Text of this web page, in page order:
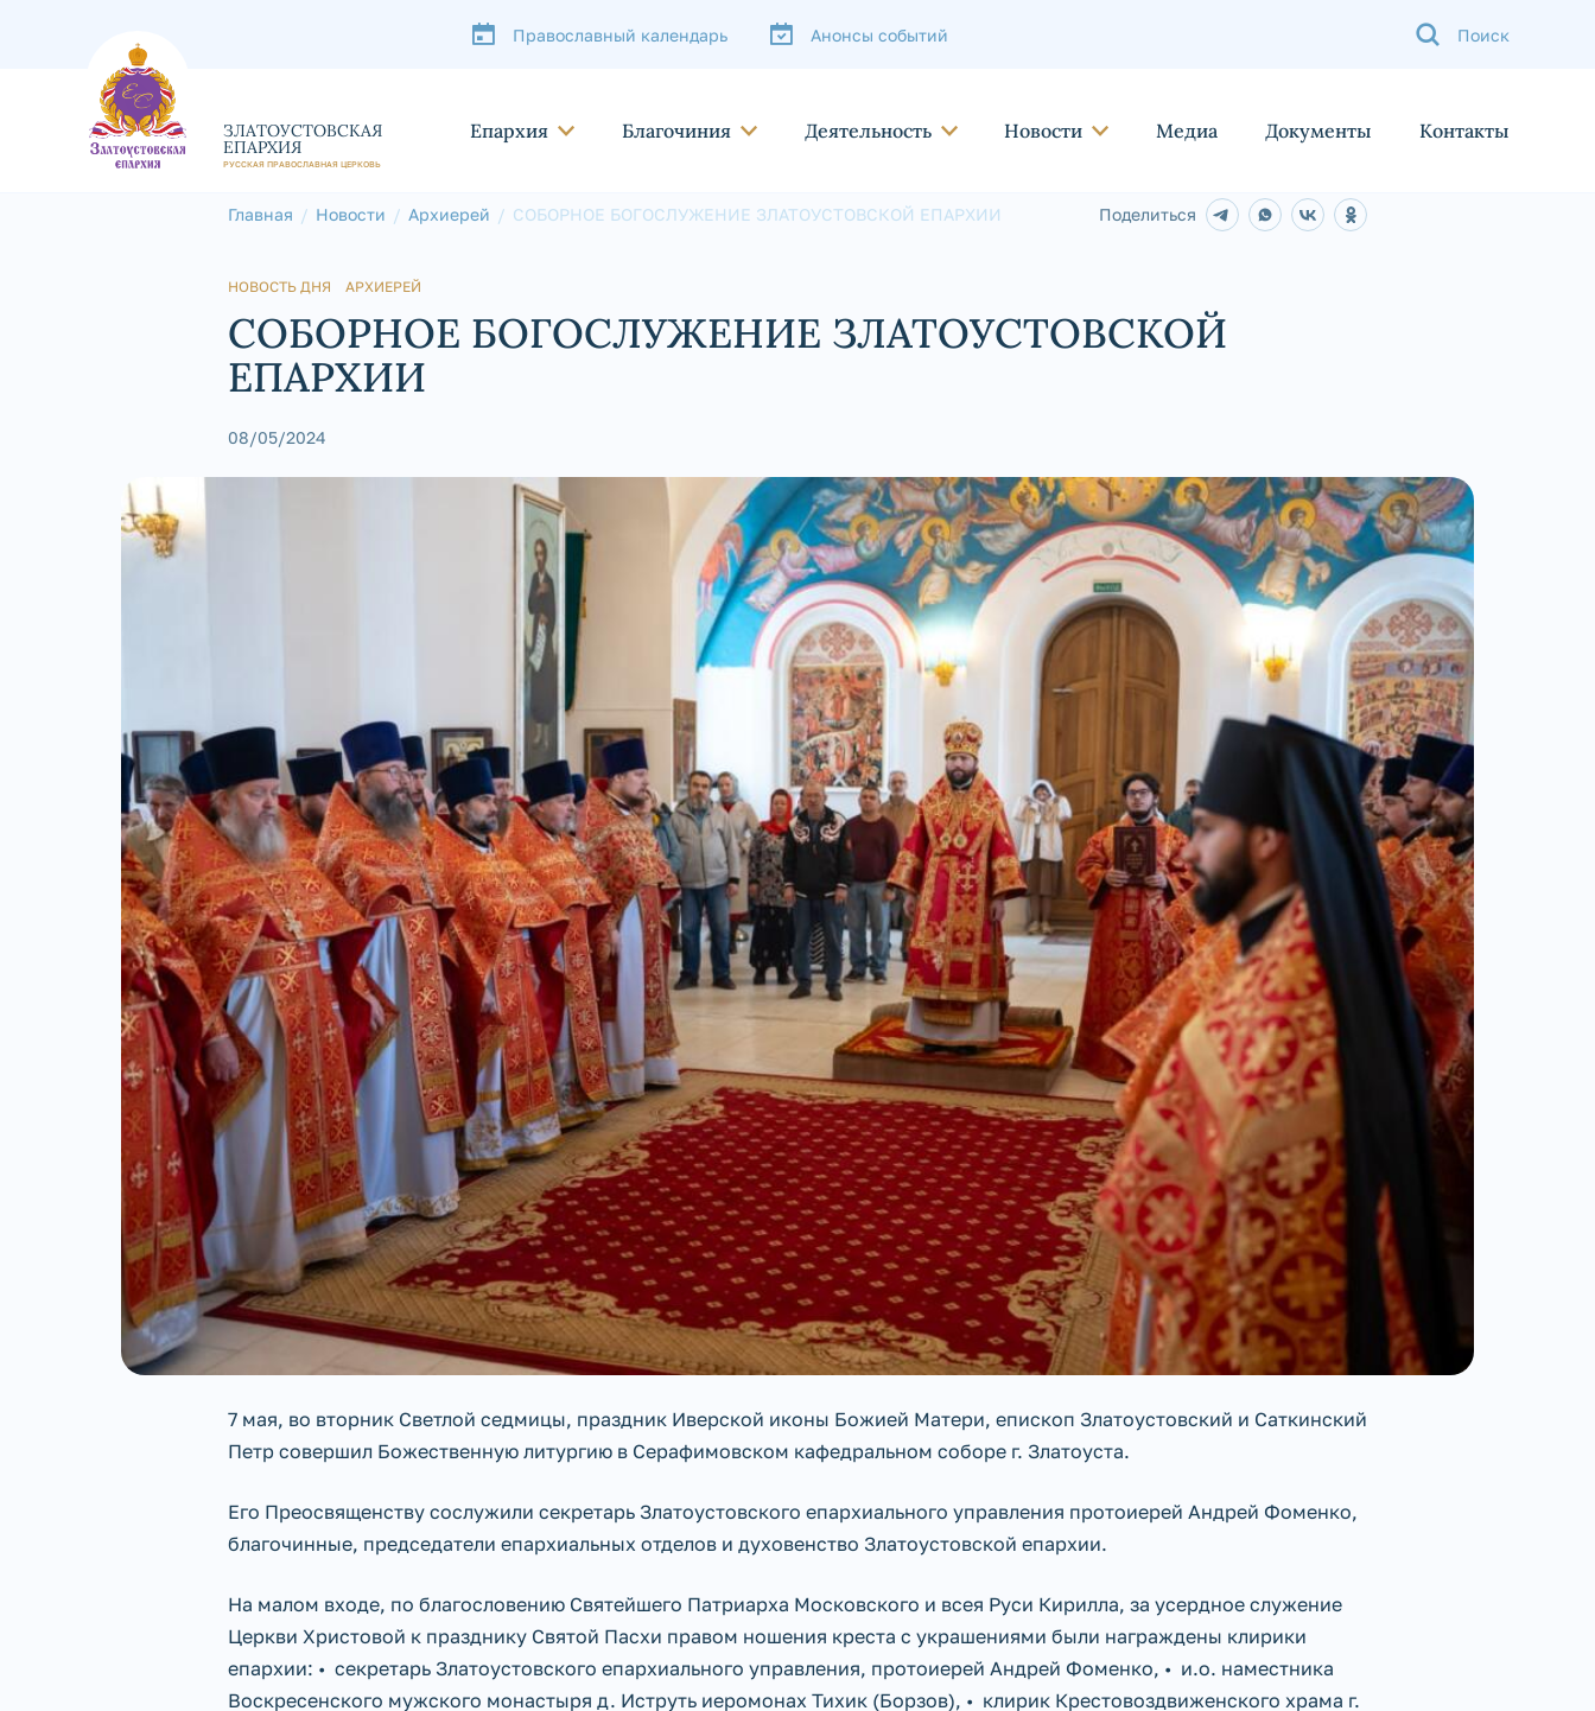
Православный календарь Анонсы событий
ЗЛАТОУСТОВСКАЯ
ЕПАРХИЯ
РУССКАЯ ПРАВОСЛАВНАЯ ЦЕРКОВЬ
Епархия Благочиния Деятельность Новости Медиа Документы Контакты
Главная Новости Архиерей СОБОРНОЕ БОГОСЛУЖЕНИЕ ЗЛАТОУСТОВСКОЙ ЕПАРХИИ Поделиться
НОВОСТЬ ДНЯ АРХИЕРЕЙ
СОБОРНОЕ БОГОСЛУЖЕНИЕ ЗЛАТОУСТОВСКОЙ
ЕПАРХИИ
08/05/2024
7 мая, во вторник Светлой седмицы, праздник Иверской иконы Божией Матери, епископ Златоустовский и Саткинский
Петр совершил Божественную литургию в Серафимовском кафедральном соборе г. Златоуста.
Его Преосвященству сослужили секретарь Златоустовского епархиального управления протоиерей Андрей Фоменко,
благочинные, председатели епархиальных отделов и духовенство Златоустовской епархии.
На малом входе, по благословению Святейшего Патриарха Московского и всея Руси Кирилла, за усердное служение
Церкви Христовой к празднику Святой Пасхи правом ношения креста с украшениями были награждены клирики
епархии: • секретарь Златоустовского епархиального управления, протоиерей Андрей Фоменко, • и.о. наместника
Воскресенского мужского монастыря д. Иструть иеромонах Тихик (Борзов), • клирик Крестовоздвиженского храма г.